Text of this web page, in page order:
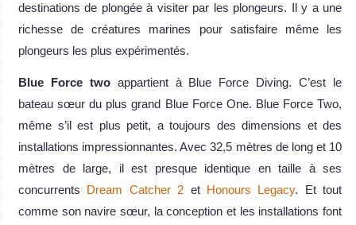
destinations de plongée à visiter par les plongeurs. Il y a une
richesse de créatures marines pour satisfaire même les
plongeurs les plus expérimentés.
Blue Force twoappartient à Blue Force Diving. C’est le
bateau sœur du plus grand Blue Force One. Blue Force Two,
même s’il est plus petit, a toujours des dimensions et des
installations impressionnantes. Avec 32,5 mètres de long et 10
mètres de large, il est presque identique en taille à ses
concurrents Dream Catcher 2 et Honours Legacy. Et tout
comme son navire sœur, la conception et les installations font